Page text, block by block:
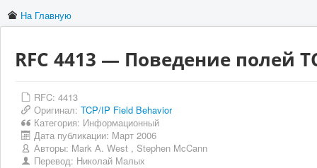
На Главную
RFC 4413 — Поведение полей
RFC: 4413
Оригинал: TCP/IP Field Behavior
Категория: Информационный
Дата публикации: Март 2006
Авторы: Mark A. West , Stephen McCann
Перевод: Николай Малых